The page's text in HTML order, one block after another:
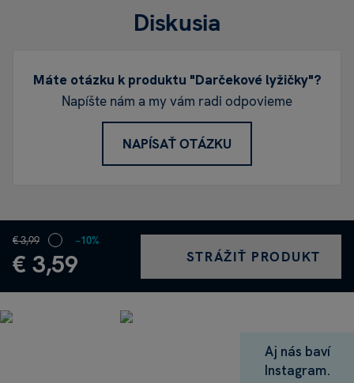
Diskusia
Máte otázku k produktu "Darčekové lyžičky"?
Napíšte nám a my vám radi odpovieme
NAPÍSAŤ OTÁZKU
€ 3,99
€ 3,59
−10%
STRÁŽIŤ PRODUKT
Aj nás baví
Instagram.